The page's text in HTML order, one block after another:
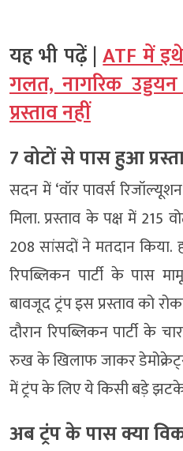
यह भी पढ़ें |ATF में
गलत, नागरिक
प्रस्ताव नहीं
7 वोटों से पास हुआ
सदन में ‘वॉर पावर्स
मिला. प्रस्ताव के पक्ष में
208 सांसदों ने मतदान किया.
रिपब्लिकन पार्टी के पास
बावजूद ट्रंप इस प्रस्ताव को
दौरान रिपब्लिकन पार्टी के
रुख के खिलाफ जाकर
में ट्रंप के लिए ये किसी बड़े
अब ट्रंप के पास क्या